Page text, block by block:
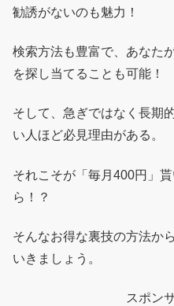
勧誘がないのも魅力！
検索方法も豊富で、あなた
を探し当てることも可能！
そして、急ぎではなく長期
い人ほど必見理由がある。
それこそが「毎月400円」
ら！？
そんなお得な裏技の方法か
いきましょう。
スポン